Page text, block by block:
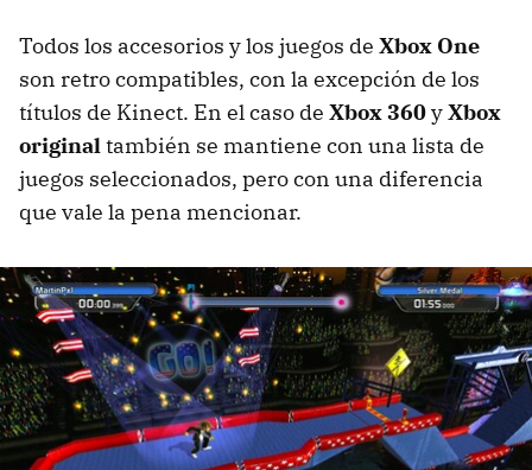
Todos los accesorios y los juegos de Xbox One
son retro compatibles, con la excepción de los
títulos de Kinect. En el caso de Xbox 360yXbox
originaltambién se mantiene con una lista de
juegos seleccionados, pero con una diferencia
que vale la pena mencionar.